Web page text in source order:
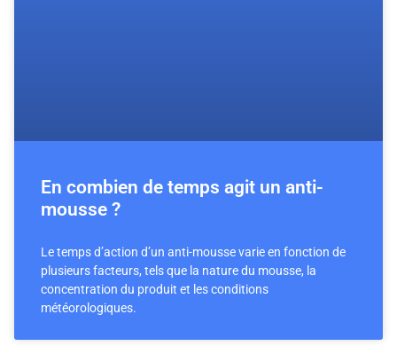
En combien de temps agit un anti-
mousse ?
Le temps d’action d’un anti-mousse varie en fonction de
plusieurs facteurs, tels que la nature du mousse, la
concentration du produit et les conditions
météorologiques.